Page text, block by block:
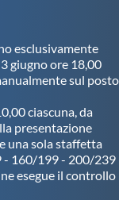
esclusivamente
giugno ore 18,00
sul posto
ciascuna, da
presentazione
una sola staffetta
- 160/199 - 200/239
esegue il controllo